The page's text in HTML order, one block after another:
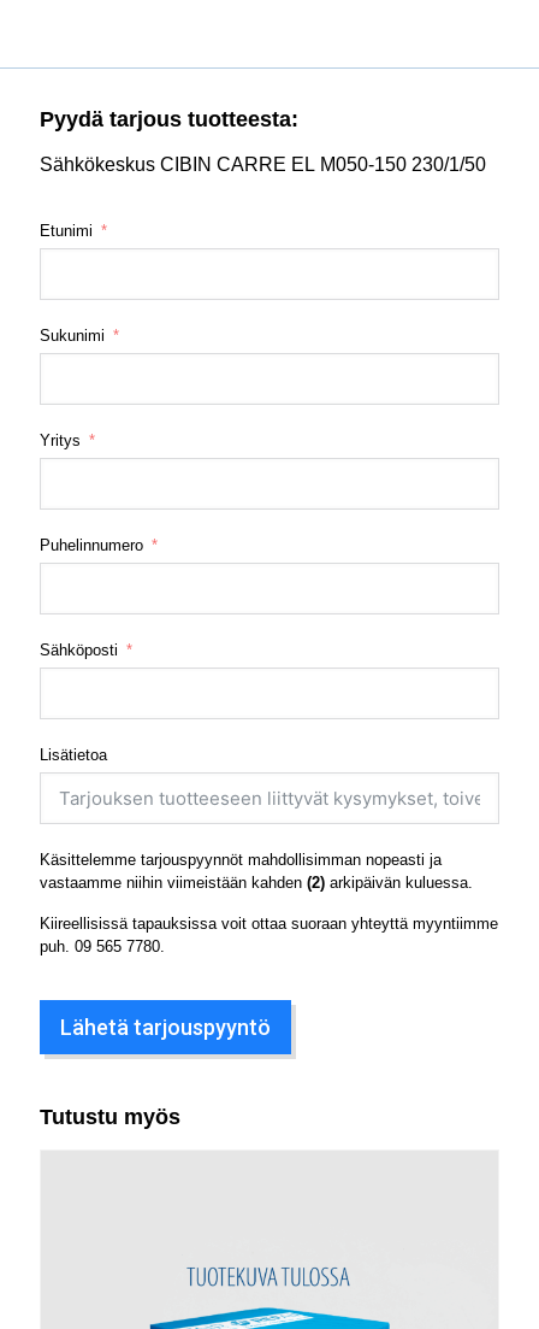
Pyydä tarjous tuotteesta:
Sähkökeskus CIBIN CARRE EL M050-150 230/1/50
Etunimi
Sukunimi
Yritys
Puhelinnumero
Sähköposti
Lisätietoa
Käsittelemme tarjouspyynnöt mahdollisimman nopeasti ja
vastaamme niihin viimeistään kahden (2) arkipäivän kuluessa.
Kiireellisissä tapauksissa voit ottaa suoraan yhteyttä myyntiimme
puh. 09 565 7780
Lähetä tarjouspyyntö
Tutustu myös